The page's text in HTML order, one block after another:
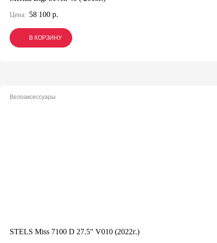
Цена: 58 100 р.
В КОРЗИНУ
В КОРЗИНУ
В КОРЗИНУ
Велоаксессуары
STELS Miss 7100 D 27.5" V010 (2022г.)